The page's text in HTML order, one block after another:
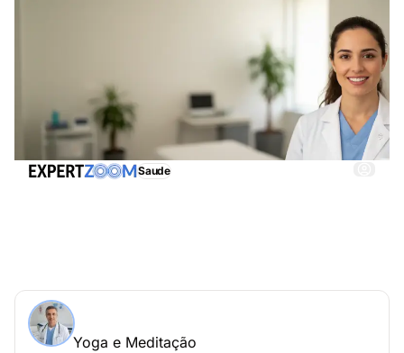
Saude
Coloque a sua questão a Ricardo Rodrigues
Yoga e Meditação